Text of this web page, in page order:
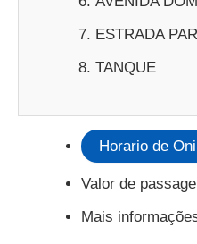
ESTRADA
TANQUE
Horario de
Valor de
Mais